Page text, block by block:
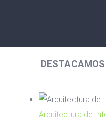
Arquitectura de